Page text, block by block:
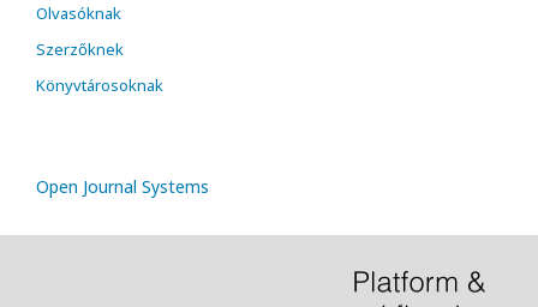
Olvasóknak
Szerzőknek
Könyvtárosoknak
Open Journal Systems